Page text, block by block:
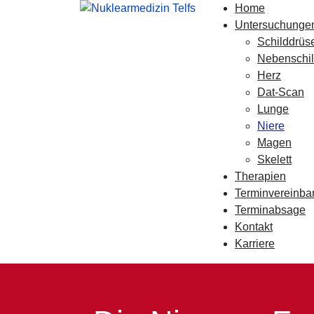
Home
Herz
Dat-Scan
Lunge
Niere
Magen
Skelett
Therapien
Terminabsage
Kontakt
Karriere